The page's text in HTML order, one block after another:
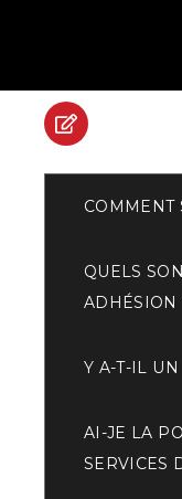
COMMENT
QUELS
ADHÉSION
Y A-T-IL
AI-JE LA
SERVICES